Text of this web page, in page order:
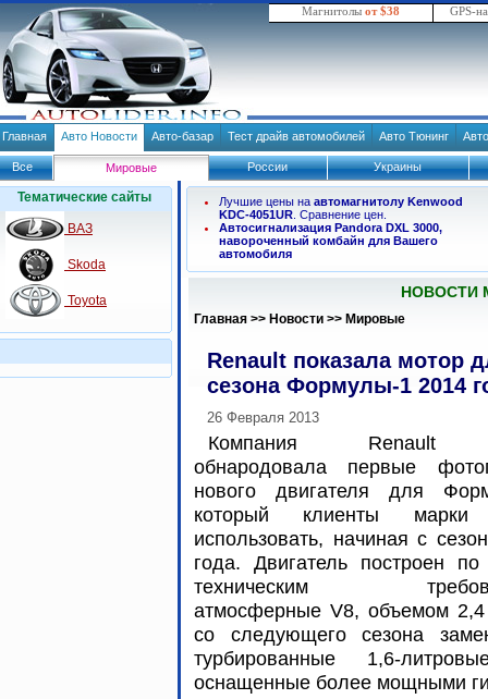
Магнитолы от $38 GPS-
Главная Авто Новости Авто-базар Тест драйв автомобилей Авто Тюнинг
Все Мировые России Украины
Тематические сайты
ВАЗ
Skoda
Toyota
Лучшие цены на автомагнитолу Kenwood
KDC-4051UR . Сравнение цен.
Автосигнализация Pandora DXL 3000,
навороченный комбайн для Вашего
автомобиля
НОВОСТИ
Главная >> Новости >> Мировые
Renault показала мотор
сезона Формулы-1 2014
26 Февраля 2013
Компания Renault
обнародовала первые
нового двигателя для
который клиенты марки
использовать, начиная с
года. Двигатель построен
техническим
атмосферные V8, объемом 2,4
со следующего сезона
турбированные 1,6-
оснащенные более мощными